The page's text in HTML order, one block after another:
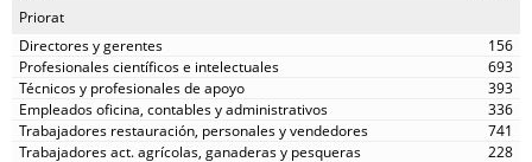
Priorat
156
693
393
336
741
228